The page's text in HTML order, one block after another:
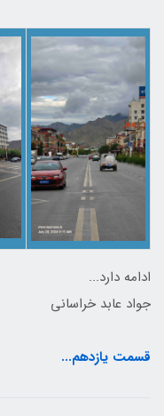
ادامه دارد...
جواد عابد خراسانی
قسمت یازدهم...